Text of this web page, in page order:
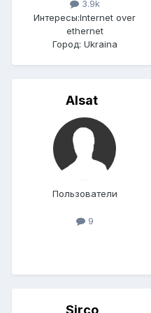
3.9k
Интересы:Internet over
ethernet
Город: Ukraina
Alsat
Пользователи
9
Sirco